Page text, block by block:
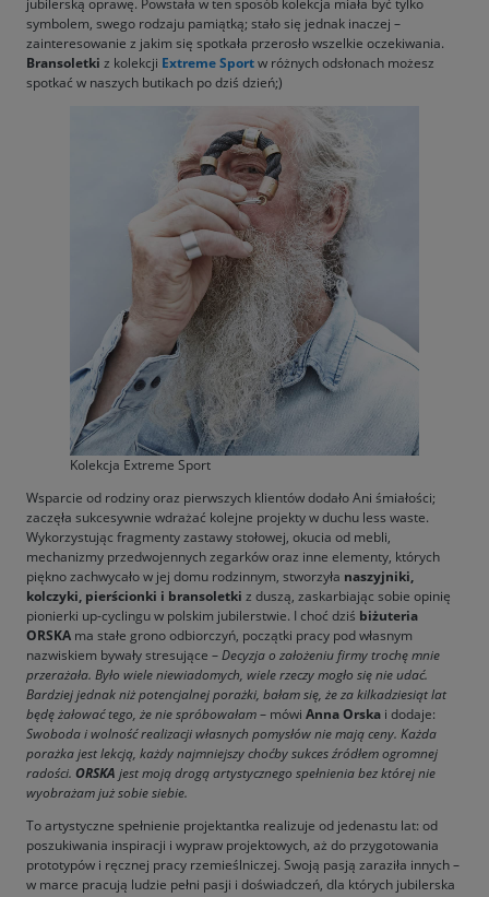
jubilerską oprawę. Powstała w ten sposób kolekcja miała być tylko
symbolem, swego rodzaju pamiątką; stało się jednak inaczej –
zainteresowanie z jakim się spotkała przerosło wszelkie oczekiwania.
Bransoletki z kolekcji Extreme Sportw różnych odsłonach możesz
spotkać w naszych butikach po dziś dzień;)
Kolekcja Extreme Sport
Wsparcie od rodziny oraz pierwszych klientów dodało Ani śmiałości;
zaczęła sukcesywnie wdrażać kolejne projekty w duchu less waste.
Wykorzystując fragmenty zastawy stołowej, okucia od mebli,
mechanizmy przedwojennych zegarków oraz inne elementy, których
piękno zachwycało w jej domu rodzinnym, stworzyła naszyjniki,
kolczyki, pierścionki i bransoletki z duszą, zaskarbiając sobie opinię
pionierki up-cyclingu w polskim jubilerstwie. I choć dziś biżuteria
ORSKA ma stałe grono odbiorczyń, początki pracy pod własnym
nazwiskiem bywały stresujące –Decyzja o założeniu firmy trochę mnie
przerażała. Było wiele niewiadomych, wiele rzeczy mogło się nie udać.
Bardziej jednak niż potencjalnej porażki, bałam się, że za kilkadziesiąt lat
będę żałować tego, że nie spróbowałam– mówi Anna Orska i dodaje:
Swoboda i wolność realizacji własnych pomysłów nie mają ceny. Każda
porażka jest lekcją, każdy najmniejszy choćby sukces źródłem ogromnej
radości. ORSKA jest moją drogą artystycznego spełnienia bez której nie
wyobrażam już sobie siebie.
To artystyczne spełnienie projektantka realizuje od jedenastu lat: od
poszukiwania inspiracji i wypraw projektowych, aż do przygotowania
prototypów i ręcznej pracy rzemieślniczej. Swoją pasją zaraziła innych –
w marce pracują ludzie pełni pasji i doświadczeń, dla których jubilerska